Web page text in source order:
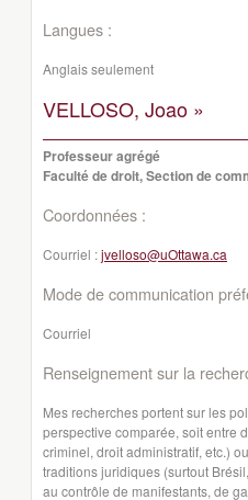
Langues :
Anglais seulement
VELLOSO, Joao »
Professeur agrégé
Faculté de droit, Section de
Coordonnées :
Courriel :jvelloso@uOttawa.ca
Mode de communication
Courriel
Renseignement sur la
Mes recherches portent sur les
perspective comparée, soit entre
criminel, droit administratif, etc.)
traditions juridiques (surtout
au contrôle de manifestants, de